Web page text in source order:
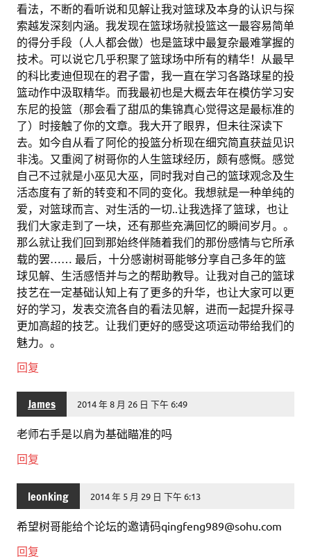
看法，不断的看听说和见解让我对篮球及本身的认识与探
索越发深刻内涵。我发现在篮球场就投篮这一最容易简单
的得分手段（人人都会做）也是篮球中最复杂最难掌握的
技术。可以说它几乎积聚了篮球场中所有的精华！从最早
的科比麦迪但现在的君子雷，我一直在学习各路球星的投
篮动作中汲取精华。而我最初也是大概去年在模仿学习安
东尼的投篮（那会看了甜瓜的集锦真心觉得这是最标准的
了）时接触了你的文章。我大开了眼界，但未往深读下
去。如今自从看了阿伦的投篮分析现在细究简直获益见识
非浅。又重阅了树哥你的人生篮球经历，颇有感慨。感觉
自己不过就是小巫见大巫，同时我对自己的篮球观念及生
活态度有了新的转变和不同的变化。我想就是一种单纯的
爱，对篮球而言、对生活的一切..让我选择了篮球，也让
我们大家走到了一块，还有那些充满回忆的瞬间岁月。。
那么就让我们回到那始终伴随着我们的那份感情与它所承
载的罢…… 最后，十分感谢树哥能够分享自己多年的篮
球见解、生活感悟并与之的帮助教导。让我对自己的篮球
技艺在一定基础认知上有了更多的升华，也让大家可以更
好的学习，发表交流各自的看法见解，进而一起提升探寻
更加高超的技艺。让我们更好的感受这项运动带给我们的
魅力。。
回复
James 2014 年 8 月 26 日 下午 6:49
老师右手是以肩为基础瞄准的吗
回复
leonking 2014 年 5 月 29 日 下午 6:13
希望树哥能给个论坛的邀请码qingfeng989@sohu.com
回复